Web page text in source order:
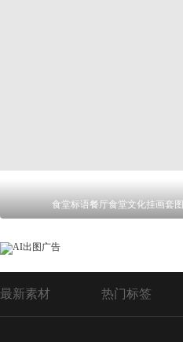
食堂标语餐厅食堂文化挂画套图
最新素材 热门标签